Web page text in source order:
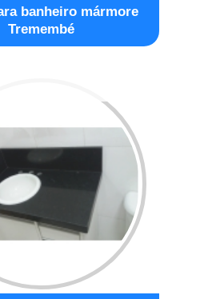
banheiro mármore
Tremembé